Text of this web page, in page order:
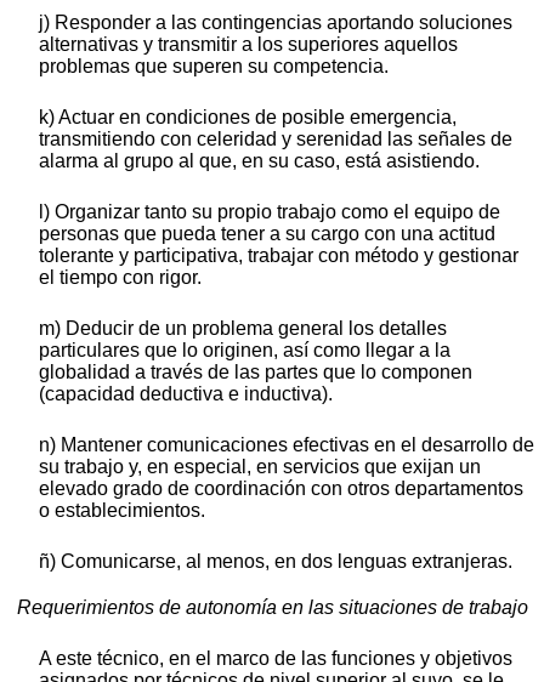
j) Responder a las contingencias aportando soluciones
alternativas y transmitir a los superiores aquellos
problemas que superen su competencia.
k) Actuar en condiciones de posible emergencia,
transmitiendo con celeridad y serenidad las señales de
alarma al grupo al que, en su caso, está asistiendo.
l) Organizar tanto su propio trabajo como el equipo de
personas que pueda tener a su cargo con una actitud
tolerante y participativa, trabajar con método y gestionar
el tiempo con rigor.
m) Deducir de un problema general los detalles
particulares que lo originen, así como llegar a la
globalidad a través de las partes que lo componen
(capacidad deductiva e inductiva).
n) Mantener comunicaciones efectivas en el desarrollo de
su trabajo y, en especial, en servicios que exijan un
elevado grado de coordinación con otros departamentos
o establecimientos.
ñ) Comunicarse, al menos, en dos lenguas extranjeras.
Requerimientos de autonomía en las situaciones de trabajo
A este técnico, en el marco de las funciones y objetivos